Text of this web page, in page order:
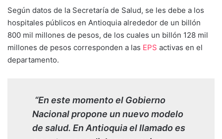
Según datos de la Secretaría de Salud, se les debe a los
hospitales públicos en Antioquia alrededor de un billón
800 mil millones de pesos, de los cuales un billón 128 mil
millones de pesos corresponden a las EPS activas en el
departamento.
“En este momento el Gobierno
Nacional propone un nuevo modelo
de salud. En Antioquia el llamado es